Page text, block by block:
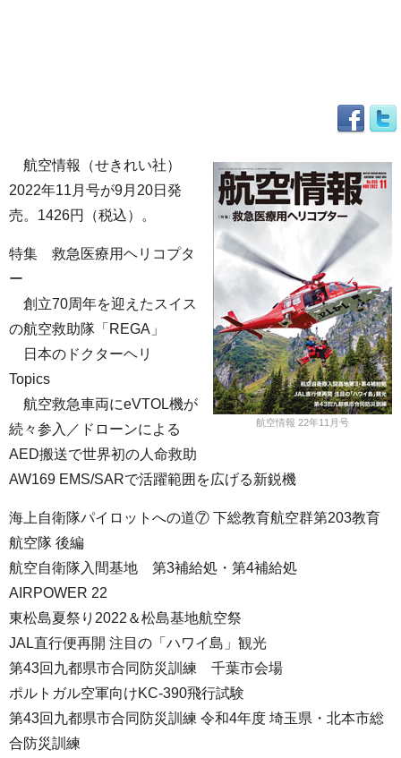
航空情報 22年11月号
航空情報（せきれい社）
2022年11月号が9月20日発
売。1426円（税込）。
特集 救急医療用ヘリコプタ
ー
創立70周年を迎えたスイス
の航空救助隊「REGA」
日本のドクターヘリ
Topics
航空救急車両にeVTOL機が
続々参入／ドローンによる
AED搬送で世界初の人命救助
AW169 EMS/SARで活躍範囲を広げる新鋭機
海上自衛隊パイロットへの道⑦ 下総教育航空群第203教育
航空隊 後編
航空自衛隊入間基地 第3補給処・第4補給処
AIRPOWER 22
東松島夏祭り2022＆松島基地航空祭
JAL直行便再開 注目の「ハワイ島」観光
第43回九都県市合同防災訓練 千葉市会場
ポルトガル空軍向けKC-390飛行試験
第43回九都県市合同防災訓練 令和4年度 埼玉県・北本市総
合防災訓練